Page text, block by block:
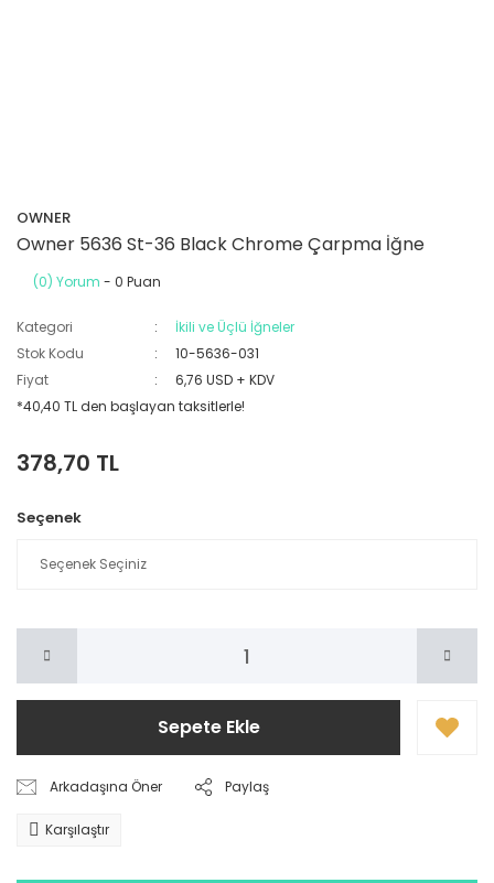
OWNER
Owner 5636 St-36 Black Chrome Çarpma İğne
(0) Yorum - 0 Puan
Kategori
İkili ve Üçlü İğneler
Stok Kodu
10-5636-031
Fiyat
6,76 USD + KDV
*40,40 TL den başlayan taksitlerle!
378,70 TL
Seçenek
Sepete Ekle
Arkadaşına Öner Paylaş
Karşılaştır